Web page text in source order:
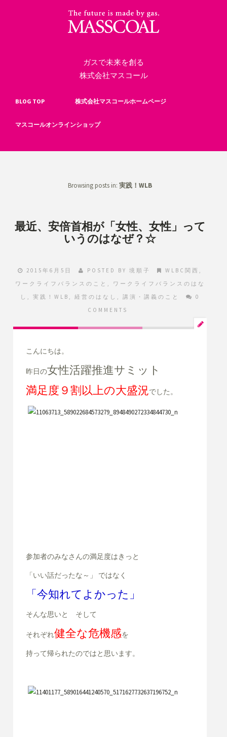
ガスで未来を創る
株式会社マスコール
BLOG TOP 株式会社マスコールホームページ
マスコールオンラインショップ
Browsing posts in:実践！WLB
最近、安倍首相が「女性、女性」って
いうのはなぜ？☆
2015年6月5日 POSTED BY境順子 WLBC関西 ,
ワークライフバランスのこと , ワークライフバランスのはな
し ,実践！WLB ,経営のはなし ,講演・講義のこと
0
COMMENTS
こんにちは。
昨日の女性活躍推進サミット
満足度９割以上の大盛況でした。
参加者のみなさんの満足度はきっと
「いい話だったな～」 ではなく
「今知れてよかった」
そんな思いと そして
それぞれ健全な危機感を
持って帰られたのではと思います。